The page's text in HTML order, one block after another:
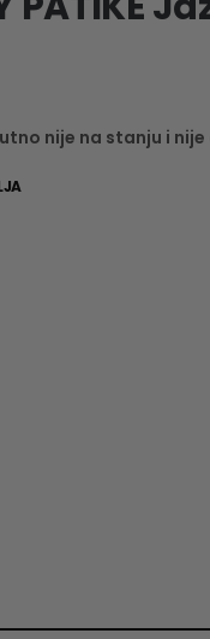
nije na stanju i